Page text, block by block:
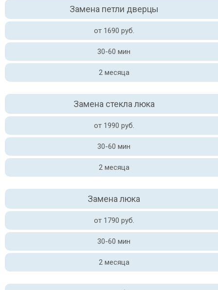
Замена петли дверцы
от 1690 руб.
30-60 мин
2 месяца
Замена стекла люка
от 1990 руб.
30-60 мин
2 месяца
Замена люка
от 1790 руб.
30-60 мин
2 месяца